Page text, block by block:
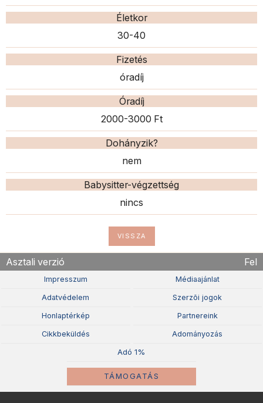
Életkor
30-40
Fizetés
óradíj
Óradíj
2000-3000 Ft
Dohányzik?
nem
Babysitter-végzettség
nincs
VISSZA
Asztali verzió Fel
Impresszum Médiaajánlat
Adatvédelem Szerzõi jogok
Honlaptérkép Partnereink
Cikkbeküldés Adományozás
Adó 1%
TÁMOGATÁS